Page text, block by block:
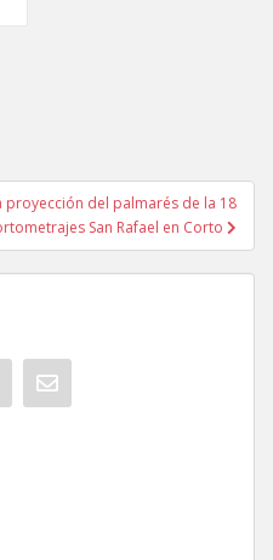
proyección del palmarés de la 18
San Rafael en Corto